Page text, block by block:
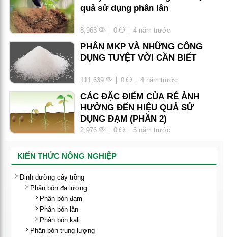
quả sử dụng phân lân
8,963 0 4 năm trước
PHÂN MKP VÀ NHỮNG CÔNG
DỤNG TUYỆT VỜI CẦN BIẾT
111,639 0 4 năm trước
CÁC ĐẶC ĐIỂM CỦA RỄ ẢNH
HƯỞNG ĐẾN HIỆU QUẢ SỬ
DỤNG ĐẠM (PHẦN 2)
2,976 0 5 năm trước
KIẾN THỨC NÔNG NGHIỆP
Dinh dưỡng cây trồng
Phân bón đa lượng
Phân bón đạm
Phân bón lân
Phân bón kali
Phân bón trung lượng